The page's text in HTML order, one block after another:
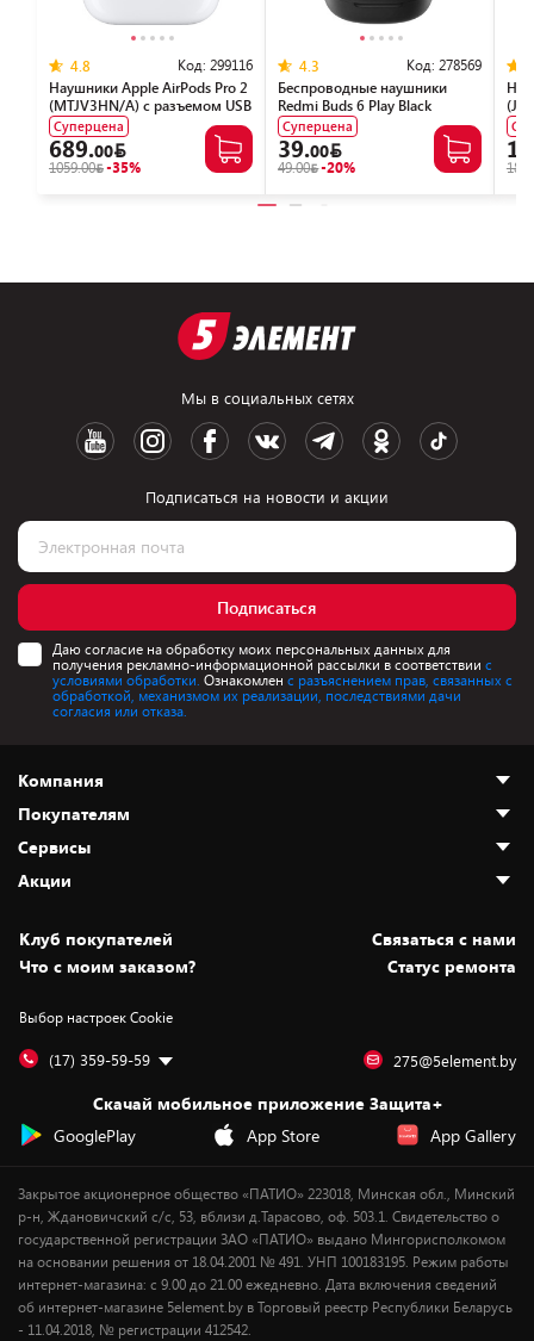
4.8 Код: 299116
Наушники Apple AirPods Pro 2
(MTJV3HN/A) с разъемом USB
Type-C
Суперцена
689.00
1059.00 -35%
4.3 Код: 278569
Беспроводные наушники
Redmi Buds 6 Play Black
(M2420E1/BHR8776GL)
Суперцена
39.00
49.00 -20%
Мы в социальных сетях
Подписаться на новости и акции
Подписаться
Даю согласие на обработку моих персональных данных для
получения рекламно-информационной рассылки в соответствии с
условиями обработки. Ознакомлен с разъяснением прав, связанных с
обработкой, механизмом их реализации, последствиями дачи
согласия или отказа.
Компания
О нас
Адреса магазинов
Новости
Статьи и обзоры
Вакансии
Дай пять добру!
Покупателям
Как сделать заказ
Оплата и доставка
Безналичный расчёт
Обмен и возврат товара
Обработка персональных данных
Подарочные карты
Сервисы
Установка техники
Для игровых консолей
Для мобильных устройств
Для компьютеров
Сервисные центры
Акции
Скидки и промокоды
Белорусские товары
Бонусы
Оплата частями
Новинки
Клуб покупателей
Cвязаться с нами
Что с моим заказом?
Статус ремонта
Выбор настроек Cookie
(17) 359-59-59 275@5element.by
Скачай мобильное приложение Защита+
GooglePlay
App Store App Gallery
Закрытое акционерное общество «ПАТИО» 223018, Минская обл., Минский
р-н, Ждановичский с/с, 53, вблизи д.Тарасово, оф. 503.1. Свидетельство о
государственной регистрации ЗАО «ПАТИО» выдано Мингорисполкомом
на основании решения от 18.04.2001 № 491. УНП 100183195. Режим работы
интернет-магазина: с 9.00 до 21.00 ежедневно. Дата включения сведений
об интернет-магазине 5element.by в Торговый реестр Республики Беларусь
- 11.04.2018, № регистрации 412542.